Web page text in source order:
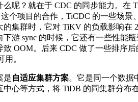
呢？就在于 CDC 的同步能力。在
个项目的合作，TiCDC 的一些场
的集群时，它对 TiKV 的负载影响在
下游 sync 的时候，它还有一些性能
OOM。后来 CDC 做了一些排序
。
是自适应集群方案。它是同一个数据
中心等方式，将 TiDB 的同集群分布